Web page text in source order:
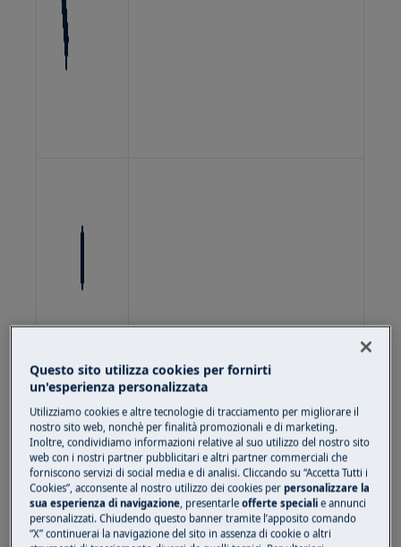
Questo sito utilizza cookies per fornirti
un'esperienza personalizzata
Utilizziamo cookies e altre tecnologie di tracciamento per migliorare il
nostro sito web, nonchè per finalità promozionali e di marketing.
Inoltre, condividiamo informazioni relative al suo utilizzo del nostro sito
web con i nostri partner pubblicitari e altri partner commerciali che
forniscono servizi di social media e di analisi. Cliccando su “Accetta Tutti i
Cookies”, acconsente al nostro utilizzo dei cookies perpersonalizzare la
sua esperienza di navigazione, presentarleofferte speciali e annunci
personalizzati. Chiudendo questo banner tramite l’apposito comando
“X” continuerai la navigazione del sito in assenza di cookie o altri